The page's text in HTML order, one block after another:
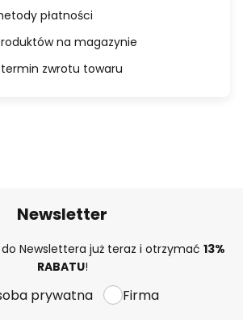
płatności
na magazynie
zwrotu towaru
Newsletter
Newslettera już teraz i otrzymać 13%
RABATU!
prywatna Firma